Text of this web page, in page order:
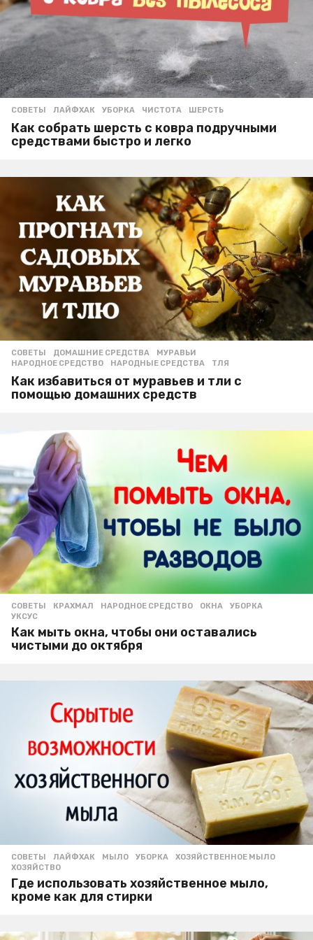
СОВЕТЫ ЛАЙФХАК ,УБОРКА ,ЧИСТОТА ,ШЕРСТЬ
Как собрать шерсть с ковра подручными
средствами быстро и легко
СОВЕТЫ ДОМАШНИЕ СРЕДСТВА ,МУРАВЬИ
НАРОДНОЕ СРЕДСТВО
,НАРОДНЫЕ СРЕДСТВА ,ТЛЯ
Как избавиться от муравьев и тли с
помощью домашних средств
СОВЕТЫ КРАХМАЛ ,НАРОДНОЕ СРЕДСТВО ,ОКНА ,УБОРКА
УКСУС
Как мыть окна, чтобы они оставались
чистыми до октября
СОВЕТЫ ЛАЙФХАК ,МЫЛО ,УБОРКА ,ХОЗЯЙСТВЕННОЕ МЫЛО
ХОЗЯЙСТВО
Где использовать хозяйственное мыло,
кроме как для стирки